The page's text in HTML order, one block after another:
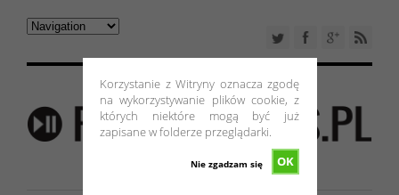
Korzystanie z Witryny oznacza zgodę
na wykorzystywanie plików cookie, z
których niektóre mogą być już
zapisane w folderze przeglądarki.
OK
Nie zgadzam się